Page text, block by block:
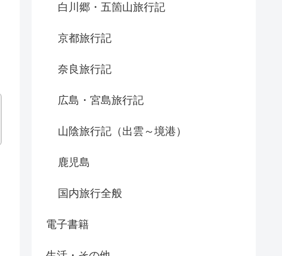
白川郷・五箇山旅行記
京都旅行記
奈良旅行記
広島・宮島旅行記
山陰旅行記（出雲～境港）
鹿児島
国内旅行全般
電子書籍